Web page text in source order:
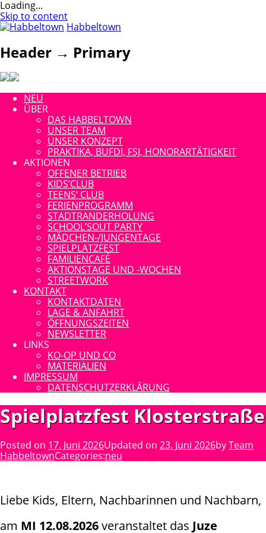
Loading...
Skip to content
Habbeltown
Header → Primary
NEU
ÜBER
DAS HABBELTOWN
UNSER TEAM
UNSER KONZEPT
PRAKTIKA, BUFDI, FSJ, HONORARTÄTIGKEIT
AKTIONEN
OFFENER BETRIEB
KIDS’CLUB
TEENS‘ CLUB
FERIENPROGRAMM
STADTRANDERHOLUNG
SCHOOL’SOUT PARTY
MÄDCHEN-/JUNGENTAGE
SPIELPLATZFEST
FAMILIENCAFÉ
AKTIONSTAGE UND -WOCHEN
STREETWORK
KONTAKT
KONTAKTDATEN
LAGE & ANFAHRT
ÖFFNUNGSZEITEN
NEWSLETTER
LINKS
KO-OP UND CO
MATERIALIEN
IMPRESSUM
DATENSCHUTZERKLÄRUNG
Spielplatzfest Klosterstraße
Posted on 17. Juni 2026Updated on 23. Juni 2026byTeam
HabbeltownCategories:neu
Liebe Kids, Eltern, Nachbarinnen und Nachbarn,
am MI 12.08.2026veranstaltet das Juze